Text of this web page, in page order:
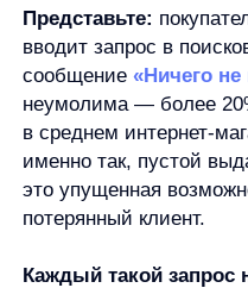
это упущенная
потерянный клиент.
Каждый такой запрос
на ключевые метрики:
снижается CTR,
страдает лояльность.
Современные технологии
ситуацию. Как именно?